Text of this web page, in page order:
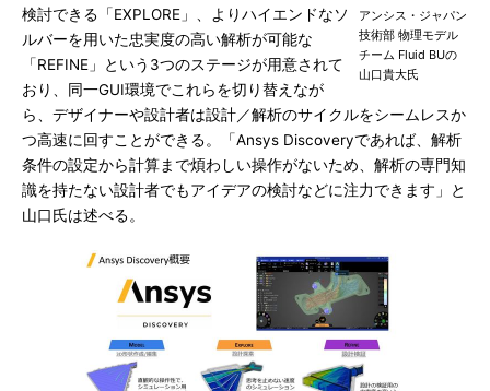
アンシス・ジャパン
技術部 物理モデル
チーム Fluid BUの
山口貴大氏
検討できる「EXPLORE」、よりハイエンドなソ
ルバーを用いた忠実度の高い解析が可能な
「REFINE」という3つのステージが用意されて
おり、同一GUI環境でこれらを切り替えなが
ら、デザイナーや設計者は設計／解析のサイクルをシームレスか
つ高速に回すことができる。「Ansys Discoveryであれば、解析
条件の設定から計算まで煩わしい操作がないため、解析の専門知
識を持たない設計者でもアイデアの検討などに注力できます」と
山口氏は述べる。